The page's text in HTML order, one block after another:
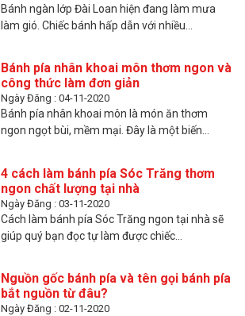
Bánh ngàn lớp Đài Loan hiện đang làm mưa
làm gió. Chiếc bánh hấp dẫn với nhiều...
Bánh pía nhân khoai môn thơm ngon và
công thức làm đơn giản
Ngày Đăng : 04-11-2020
Bánh pía nhân khoai môn là món ăn thơm
ngon ngọt bùi, mềm mại. Đây là một biến...
4 cách làm bánh pía Sóc Trăng thơm
ngon chất lượng tại nhà
Ngày Đăng : 03-11-2020
Cách làm bánh pía Sóc Trăng ngon tại nhà sẽ
giúp quý bạn đọc tự làm được chiếc...
Nguồn gốc bánh pía và tên gọi bánh pía
bắt nguồn từ đâu?
Ngày Đăng : 02-11-2020